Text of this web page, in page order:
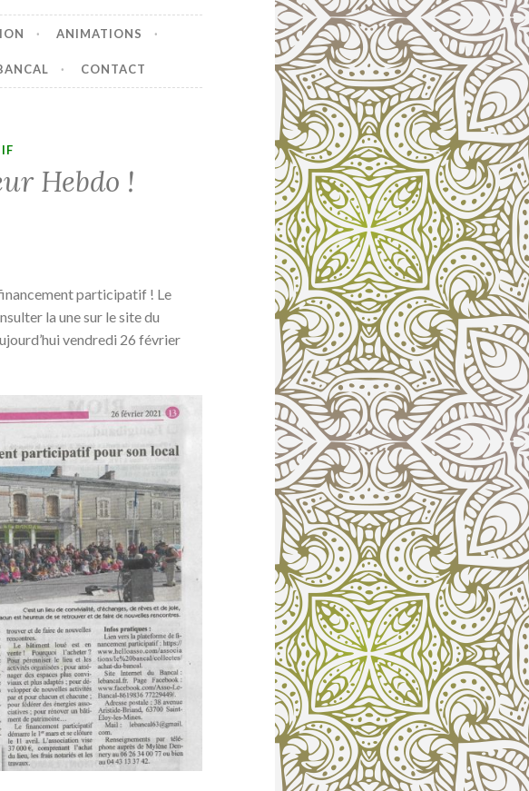
ANIMATIONS
CONTACT
Hebdo !
participatif ! Le
la une sur le site du
vendredi 26 février